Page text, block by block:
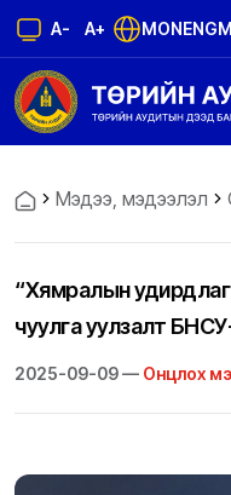
A- A+ MONENG
Мэдээ, мэдээлэл
“Хямралын
чуулга уулзалт
2025-09-09 — Онцлох